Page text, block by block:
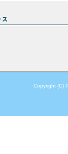
Copyright (C)